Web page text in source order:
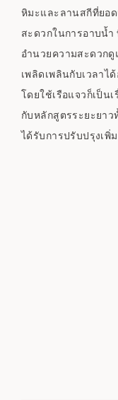
หิมะและลานสกีที่ยอ
สะดวกในการอาบน้ำ
อำนวยความสะดวก
เพลิดเพลินกับเวลาไ
โดยใช้เรือแจวก็เป็น
กับหลักสูตรระยะยา
ได้รับการปรับปรุงเพิ่